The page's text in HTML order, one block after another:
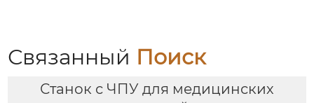
Связанный Поиск
Станок с ЧПУ для медицинских